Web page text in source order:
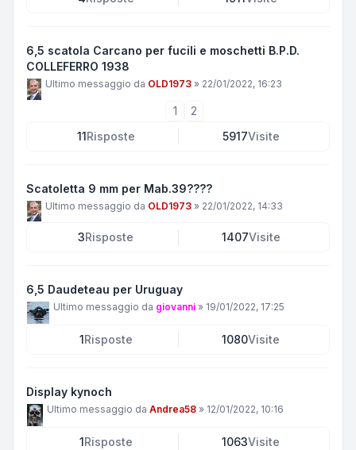
6,5 scatola Carcano per fucili e moschetti B.P.D.
COLLEFERRO 1938
Ultimo messaggio da OLD1973 » 22/01/2022, 16:23
1
2
11Risposte 5917Visite
Scatoletta 9 mm per Mab.39????
Ultimo messaggio da OLD1973 » 22/01/2022, 14:33
3Risposte 1407Visite
6,5 Daudeteau per Uruguay
Ultimo messaggio da giovanni » 19/01/2022, 17:25
1Risposte 1080Visite
Display kynoch
Ultimo messaggio da Andrea58 » 12/01/2022, 10:16
1Risposte 1063Visite